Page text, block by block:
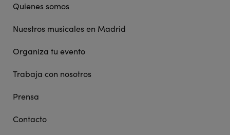
Quienes somos
Nuestros musicales en Madrid
Organiza tu evento
Trabaja con nosotros
Prensa
Contacto